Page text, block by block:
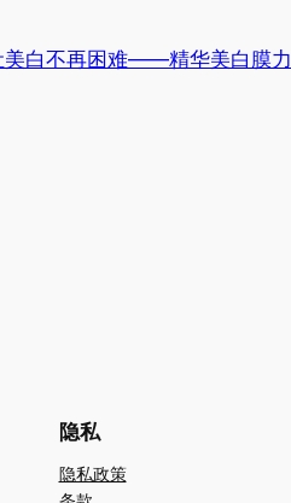
美白不再困难——精华美白膜力
隐私
隐私政策